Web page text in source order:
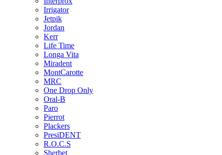
Irrigator
Jetpik
Jordan
Kerr
Life Time
Longa Vita
Miradent
MontCarotte
MRC
One Drop Only
Oral-B
Paro
Pierrot
Plackers
PresiDENT
R.O.C.S
Sherbet